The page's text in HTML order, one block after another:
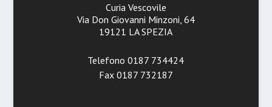
Curia Vescovile
Via Don Giovanni Minzoni, 64
19121 LA SPEZIA
Telefono 0187 734424
Fax 0187 732187